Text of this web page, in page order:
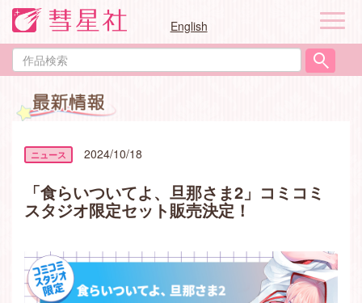
English
作
品
ナ
ゲ
ー
2024/10/18
「食らいついてよ、旦那さま2」コミコミ
スタジオ限定セット販売決定！